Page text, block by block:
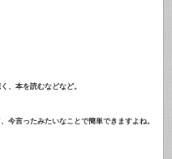
、本を読むなどなど。
今言ったみたいなことで簡単できますよね。